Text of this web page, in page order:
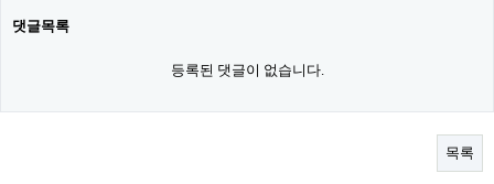
댓글목록
등록된 댓글이 없습니다.
목록